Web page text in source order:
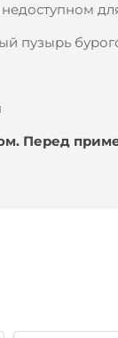
недоступном
пузырь
Перед